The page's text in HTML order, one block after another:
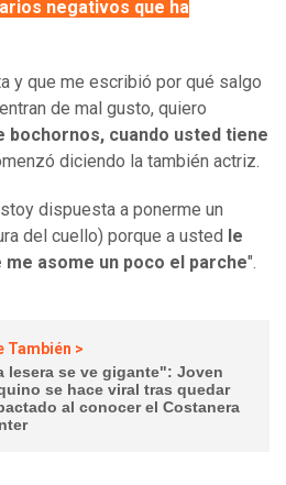
negativos que ha
y que me escribió por qué salgo
de mal gusto, quiero
bochornos, cuando usted tiene
diciendo la también actriz.
dispuesta a ponerme un
del cuello) porque a usted le
asome un poco el parche".
También >
lesera se ve gigante": Joven
se hace viral tras quedar
al conocer el Costanera